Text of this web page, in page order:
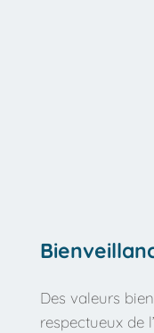
Des valeurs
respectueux de